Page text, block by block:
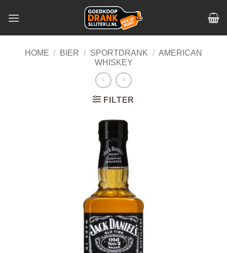
HOME / BIER / SPORTDRANK / AMERICAN
WHISKEY
FILTER